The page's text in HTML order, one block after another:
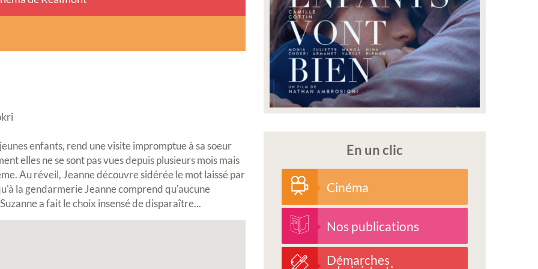
enfants, rend une visite impromptue à sa soeur
elles ne se sont pas vues depuis plusieurs mois mais
Au réveil, Jeanne découvre sidérée le mot laissé par
la gendarmerie Jeanne comprend qu'aucune
a fait le choix insensé de disparaître...
En un clic
Cinéma
Nos publications
Démarches